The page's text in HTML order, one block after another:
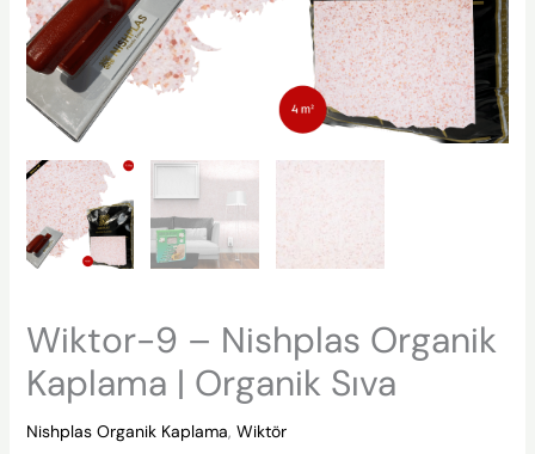
Wiktor-9 – Nishplas Organik
Kaplama | Organik Sıva
Nishplas Organik Kaplama, Wiktör